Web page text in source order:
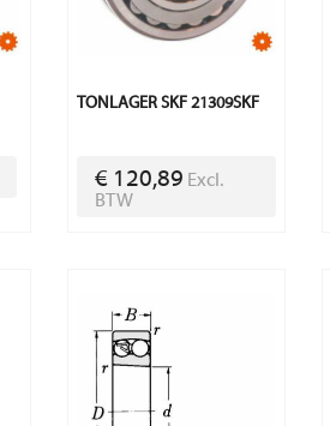
TONLAGER SKF 21309SKF
€ 120,89 Excl.
BTW